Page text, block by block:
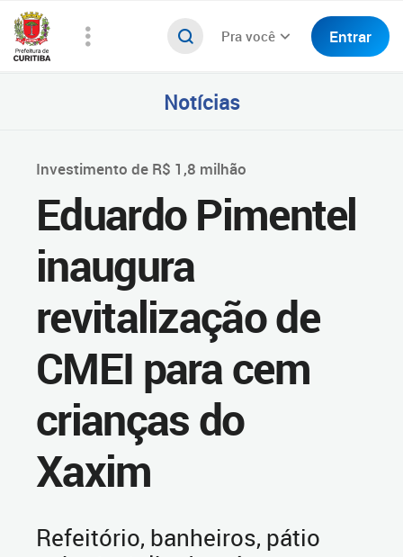
Pra você Entrar
Notícias
Investimento de R$ 1,8 milhão
Eduardo Pimentel
inaugura
revitalização de
CMEI para cem
crianças do
Xaxim
Refeitório, banheiros, pátio